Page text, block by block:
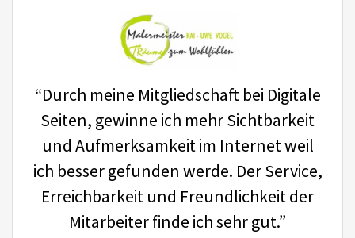
“Durch meine Mitgliedschaft bei Digitale
Seiten, gewinne ich mehr Sichtbarkeit
und Aufmerksamkeit im Internet weil
ich besser gefunden werde. Der Service,
Erreichbarkeit und Freundlichkeit der
Mitarbeiter finde ich sehr gut.”